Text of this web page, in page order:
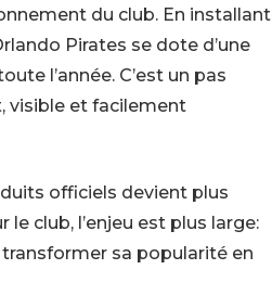
du club. En installant
Pirates se dote d’une
l’année. C’est un pas
visible et facilement
officiels devient plus
club, l’enjeu est plus large:
sa popularité en